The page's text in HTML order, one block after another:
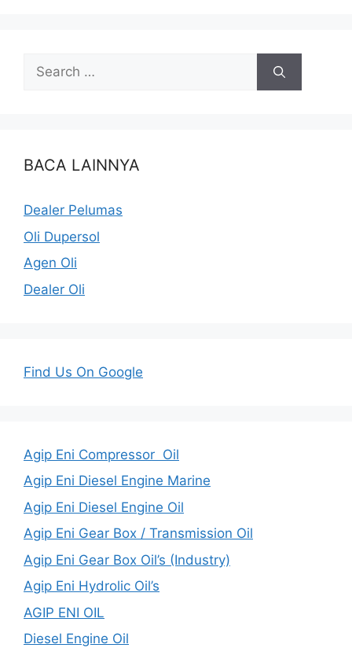
BACA LAINNYA
Dealer Pelumas
Oli Dupersol
Agen Oli
Dealer Oli
Find Us On Google
Agip Eni Compressor Oil
Agip Eni Diesel Engine Marine
Agip Eni Diesel Engine Oil
Agip Eni Gear Box / Transmission Oil
Agip Eni Gear Box Oil’s (Industry)
Agip Eni Hydrolic Oil’s
AGIP ENI OIL
Diesel Engine Oil